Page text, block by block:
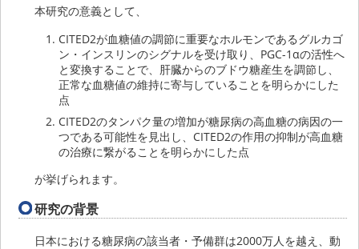
本研究の意義として、
CITED2が血糖値の調節に重要なホルモンであるグルカゴ
ン・インスリンのシグナルを受け取り、PGC-1αの活性へ
と変換することで、肝臓からのブドウ糖産生を調節し、
正常な血糖値の維持に寄与していることを明らかにした
点
CITED2のタンパク量の増加が糖尿病の高血糖の病因の一
つである可能性を見出し、CITED2の作用の抑制が高血糖
の治療に繋がることを明らかにした点
が挙げられます。
研究の背景
日本における糖尿病の該当者・予備群は2000万人を越え、動